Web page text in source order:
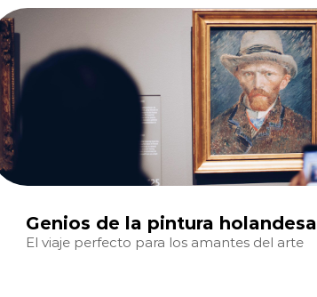
Genios de la pintura holandesa
El viaje perfecto para los amantes del arte